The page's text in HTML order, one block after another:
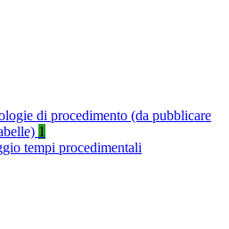
di procedimento (da pubblicare
1
tempi procedimentali